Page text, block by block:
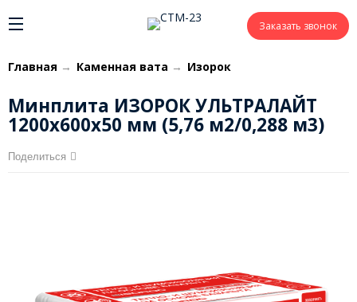
Заказать звонок
Главная → Каменная вата → Изорок
Минплита ИЗОРОК УЛЬТРАЛАЙТ
1200х600х50 мм (5,76 м2/0,288 м3)
Поделиться